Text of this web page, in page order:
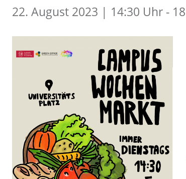
22. August 2023 | 14:30 Uhr -